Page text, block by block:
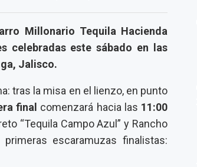
Millonario Tequila Hacienda
celebradas este sábado en las
Jalisco.
tras la misa en el lienzo, en punto
final comenzará hacia las 11:00
“Tequila Campo Azul” y Rancho
escaramuzas finalistas: